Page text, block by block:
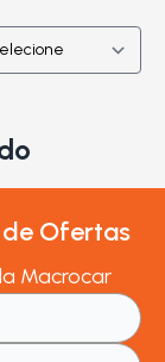
de Ofertas
Macrocar